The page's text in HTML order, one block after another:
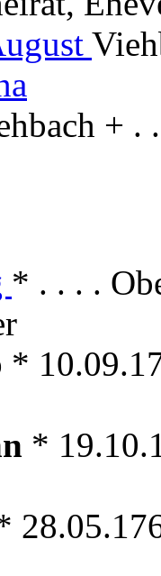
+ .
* . . . .
*
*